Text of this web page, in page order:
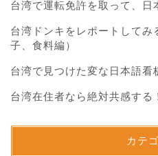
台湾で運転免許を取って、
台湾ドンキをレポートして
子、食料編）
台湾で見つけた変な日本語看
台湾在住者なら絶対共感する
カテ